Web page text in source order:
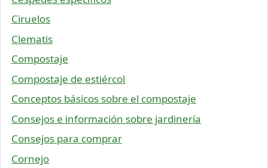
Ciruelos
Clematis
Compostaje
Compostaje de estiércol
Conceptos básicos sobre el compostaje
Consejos e información sobre jardinería
Consejos para comprar
Cornejo